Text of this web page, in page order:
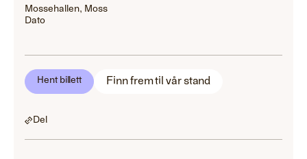
Mossehallen, Moss
Dato
Hent billett Finn frem til vår stand
Del